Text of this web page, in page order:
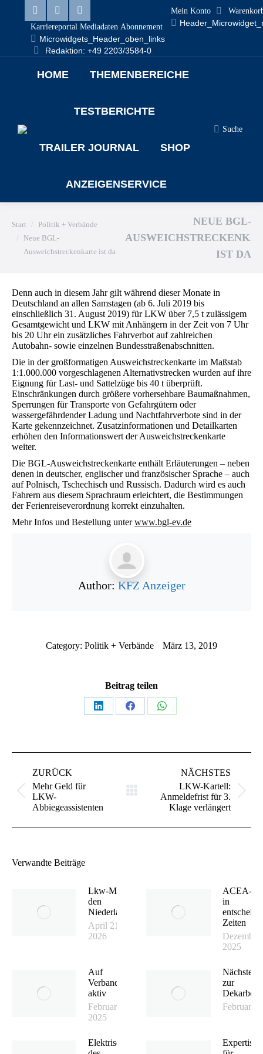
Linkedin
page
Facebook
page
X
page
Karriereportal Mediadaten Abonnement
Microwidgets_Header_oben_links
Redaktion: +49 2203/3584-0
Mein Konto
HOME THEMENBEREICHE
TESTBERICHTE
TRAILER JOURNAL SHOP
ANZEIGENSERVICE
Search:
Suche
Sie befinden sich hier:
Start
Politik + Verbände
Neue BGL-
Ausweichstreckenkarte ist da
NEUE BGL-
IST DA
Denn auch in diesem Jahr gilt während dieser Monate in
Deutschland an allen Samstagen (ab 6. Juli 2019 bis
einschließlich 31. August 2019) für LKW über 7,5 t zulässigem
Gesamtgewicht und LKW mit Anhängern in der Zeit von 7 Uhr
bis 20 Uhr ein zusätzliches Fahrverbot auf zahlreichen
Autobahn- sowie einzelnen Bundesstraßenabschnitten.
Die in der großformatigen Ausweichstreckenkarte im Maßstab
1:1.000.000 vorgeschlage­nen Alternativstrecken wurden auf ihre
Eignung für Last- und Sattelzüge bis 40 t überprüft.
Einschränkungen durch größere vorhersehbare Baumaßnahmen,
Sperrungen für Transporte von Gefahrgütern oder
wassergefährdender Ladung und Nachtfahrverbote sind in der
Karte gekennzeichnet. Zusatzinformationen und Detailkarten
erhöhen den Informationswert der Ausweichstreckenkarte
weiter.
Die BGL-Ausweichstreckenkarte enthält Erläuterungen – neben
denen in deutscher, englischer und französischer Sprache – auch
auf Polnisch, Tschechisch und Russisch. Dadurch wird es auch
Fahrern aus diesem Sprachraum erleichtert, die Bestimmungen
der Ferienreiseverordnung korrekt einzuhalten.
Mehr Infos und Bestellung unterwww.bgl-ev.de
Author: KFZ Anzeiger
Category: Politik + Verbände März 13, 2019
Beitrag teilen
Teilen
Teilen
Teilen
ZURÜCK
Vorheriger
Beitrag:
Mehr Geld für
LKW-
Abbiegeassistenten
NÄCHSTES
Nächster
Beitrag:
LKW-Kartell:
Anmeldefrist für 3.
Klage verlängert
Verwandte Beiträge
Lkw-Maut in
den
Niederlanden
April 21,
2026
ACEA-
in
Zeiten
Dezember
2025
Auf
Verbandsebene
aktiv
Februar 20,
2025
Nächster
zur
Februar
Elektrische Zukunft
Expertise